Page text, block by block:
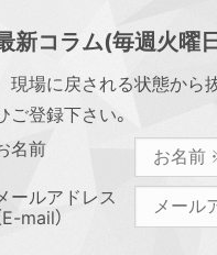
新コラム(毎週火曜
現場に戻される状態から
ご登録下さい。
名前
ールアドレス
E-mail）